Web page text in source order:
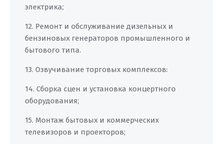
электрика;
12. Ремонт и обслуживание дизельных и
бензиновых генераторов промышленного и
бытового типа.
13. Озвучивание торговых комплексов:
14. Сборка сцен и установка концертного
оборудования;
15. Монтаж бытовых и коммерческих
телевизоров и проекторов;